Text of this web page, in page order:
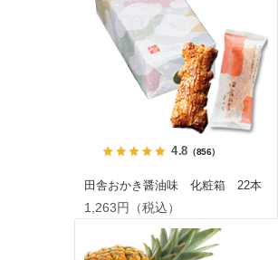
4.8（856）
田舎おかき醤油味 化粧箱 22本
1,263円（税込）